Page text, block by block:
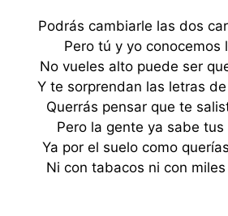
Podrás cambiarle las dos
Pero tú y yo conocemos
No vueles alto puede ser
Y te sorprendan las letras
Querrás pensar que te
Pero la gente ya sabe
Ya por el suelo como
Ni con tabacos ni con